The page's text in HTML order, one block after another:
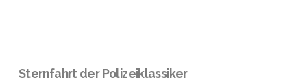
Sternfahrt der Polizeiklassiker